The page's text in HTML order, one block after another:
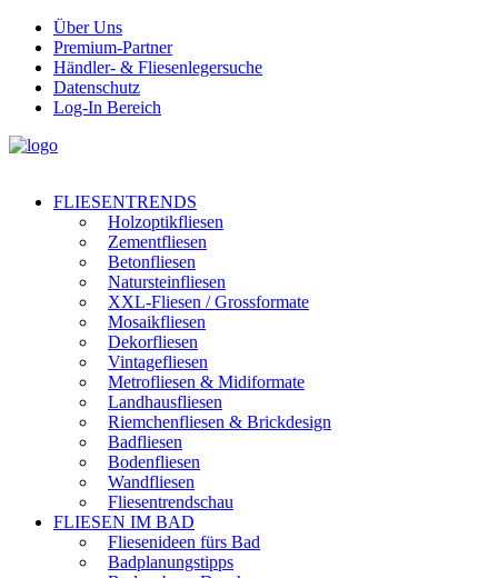
Über Uns
Premium-Partner
Händler- & Fliesenlegersuche
Datenschutz
Log-In Bereich
FLIESENTRENDS
Holzoptikfliesen
Zementfliesen
Betonfliesen
Natursteinfliesen
XXL-Fliesen / Grossformate
Mosaikfliesen
Dekorfliesen
Vintagefliesen
Metrofliesen & Midiformate
Landhausfliesen
Riemchenfliesen & Brickdesign
Badfliesen
Bodenfliesen
Wandfliesen
Fliesentrendschau
FLIESEN IM BAD
Fliesenideen fürs Bad
Badplanungstipps